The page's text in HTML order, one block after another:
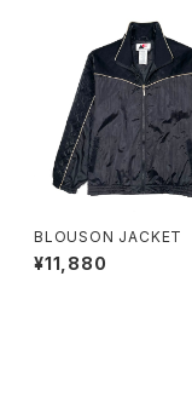
BLOUSON JACKET
¥11,880